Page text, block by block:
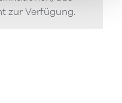
zur Verfügung.